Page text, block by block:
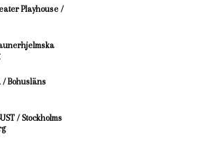
Playhouse /
/ Bohusläns
/ Stockholms